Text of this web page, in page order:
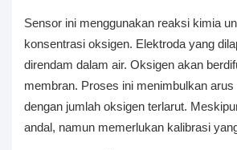
Sensor ini menggunakan reaksi kimia
konsentrasi oksigen. Elektroda yang
direndam dalam air. Oksigen akan
membran. Proses ini menimbulkan
dengan jumlah oksigen terlarut.
andal, namun memerlukan kalibrasi